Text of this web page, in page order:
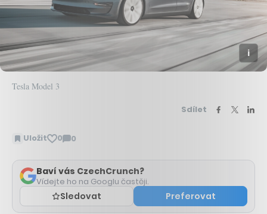
Tesla Model 3
Sdílet
Uložit 0 0
Zobrazit
Baví vás CzechCrunch?
Vídejte ho na Googlu častěji.
Sledovat Preferovat